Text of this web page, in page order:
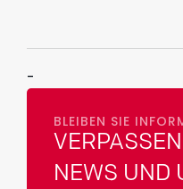
-
BLEIBEN SIE
NEWS UND